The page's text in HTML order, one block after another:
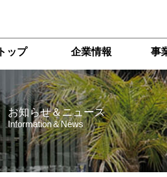
お知らせ＆ニュース
Information＆News
トップ 企業情報 事